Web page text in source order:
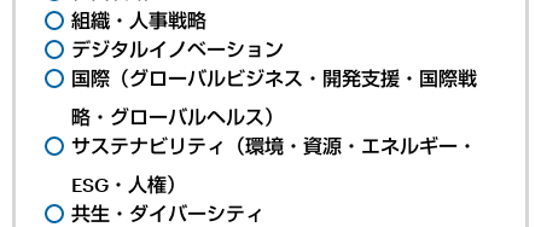
組織・人事戦略
デジタルイノベーション
国際（グローバルビジネス・開発支援・国際戦
略・グローバルヘルス）
サステナビリティ（環境・資源・エネルギー・
ESG・人権）
共生・ダイバーシティ